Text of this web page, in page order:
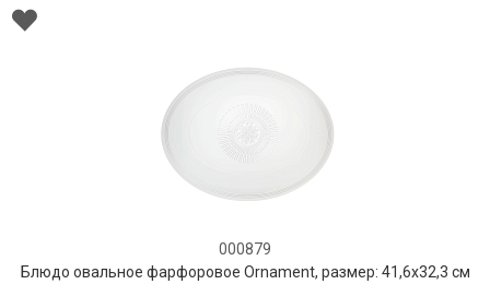
000879
Блюдо овальное фарфоровое Ornament, размер: 41,6х32,3 см